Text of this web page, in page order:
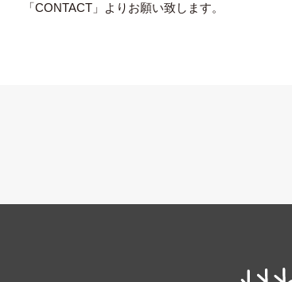
「CONTACT」よりお願い致します。